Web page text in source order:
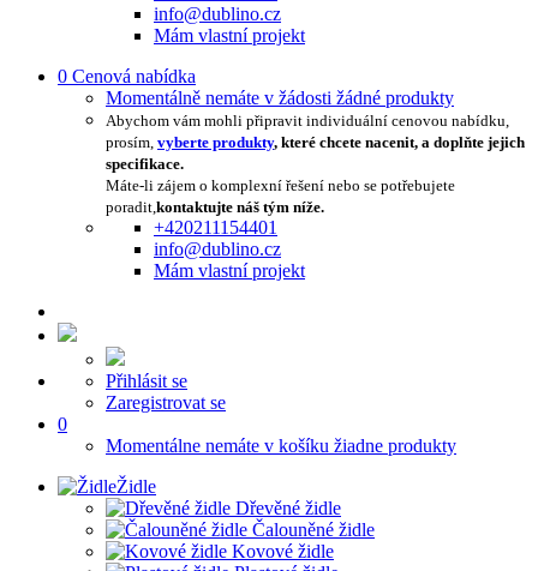
info@dublino.cz
Mám vlastní projekt
0 Cenová nabídka
Momentálně nemáte v žádosti žádné produkty
Abychom vám mohli připravit individuální cenovou nabídku,
prosím, vyberte produkty, které chcete nacenit, a doplňte jejich
specifikace.
Máte-li zájem o komplexní řešení nebo se potřebujete
poradit,kontaktujte náš tým níže.
+420211154401
info@dublino.cz
Mám vlastní projekt
Přihlásit se
Zaregistrovat se
0
Momentálne nemáte v košíku žiadne produkty
Židle
Dřevěné židle
Čalouněné židle
Kovové židle